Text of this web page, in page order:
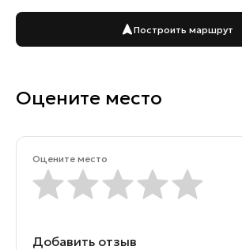
Построить маршрут
Оцените место
Оцените место
Добавить отзыв